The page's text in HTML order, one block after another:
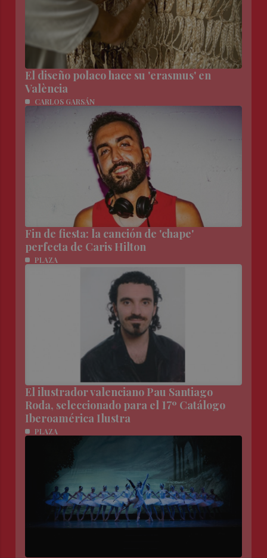
El diseño polaco hace su 'erasmus' en
València
CARLOS GARSÁN
Fin de fiesta: la canción de 'chape'
perfecta de Caris Hilton
PLAZA
El ilustrador valenciano Pau Santiago
Roda, seleccionado para el 17º Catálogo
Iberoamérica Ilustra
PLAZA